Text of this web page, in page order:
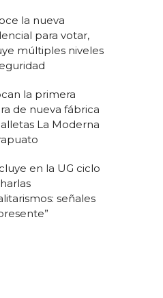
la nueva
para votar,
múltiples niveles
la primera
de nueva fábrica
La Moderna
en la UG ciclo
señales